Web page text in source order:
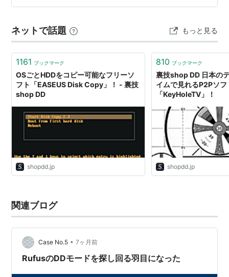
Compliance”機能を連携して改ざん/削除できないバック
確認…
ネットで話題 もっと見る
1161 ブックマーク
OSごとHDDをコピー可能なフリーソ
フト「EASEUS Disk Copy」！ - 裏技
shop DD
shopdd.jp
810 ブックマーク
裏技shop DD 日本の
イムで見れるP2Pソフ
「KeyHoleTV」！
shopdd.jp
関連ブログ
Case No.5 • 7ヶ月前
RufusのDDモードを探し回る羽目になった